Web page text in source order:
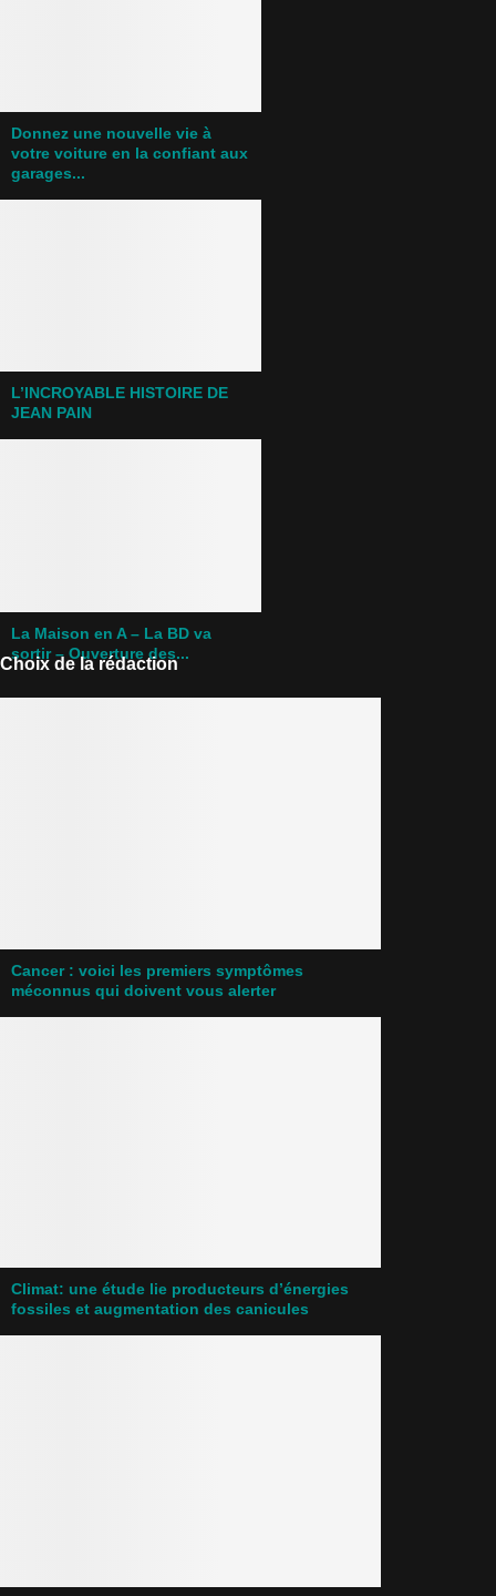
Donnez une nouvelle vie à
votre voiture en la confiant aux
garages...
L’INCROYABLE HISTOIRE DE
JEAN PAIN
La Maison en A – La BD va
sortir – Ouverture des...
Choix de la rédaction
Cancer : voici les premiers symptômes
méconnus qui doivent vous alerter
Climat: une étude lie producteurs d’énergies
fossiles et augmentation des canicules